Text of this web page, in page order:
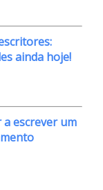
ainda hoje!
a escrever um